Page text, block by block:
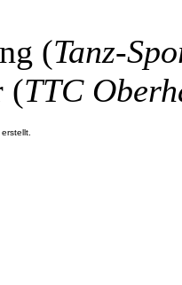
(Tanz-
(TTC
erstellt.